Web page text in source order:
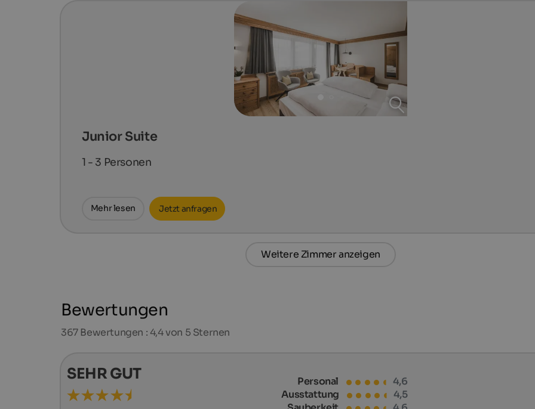
Junior Suite
1 - 3 Personen
Mehr lesen Jetzt anfragen
Weitere Zimmer anzeigen
Bewertungen
367Bewertungen : 4,4 von 5 Sternen
SEHR GUT Personal
4,6
Ausstattung
4,5